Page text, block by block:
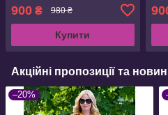
900 ₴ 980 ₴
Купити
Акційні пропозиції та
–20%